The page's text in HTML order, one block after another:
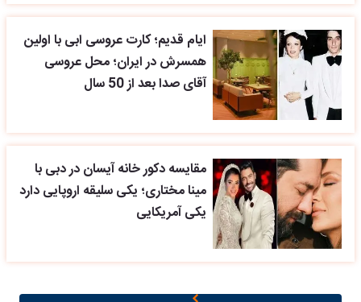
ایام قدیم؛ کارت عروسی ابی با اولین
همسرش در ایران؛ محل عروسی
آقای صدا بعد از 50 سال
مقایسه دکور خانه آیسان در دبی با
مینا مختاری؛ یکی سلیقه اروپایی دارد
یکی آمریکایی